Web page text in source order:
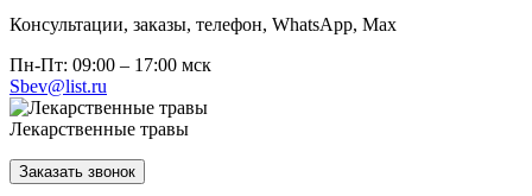
Консультации, заказы, телефон, WhatsApp, Мах
Пн-Пт: 09:00 – 17:00 мск
Sbev@list.ru
Лекарственные травы
Заказать звонок